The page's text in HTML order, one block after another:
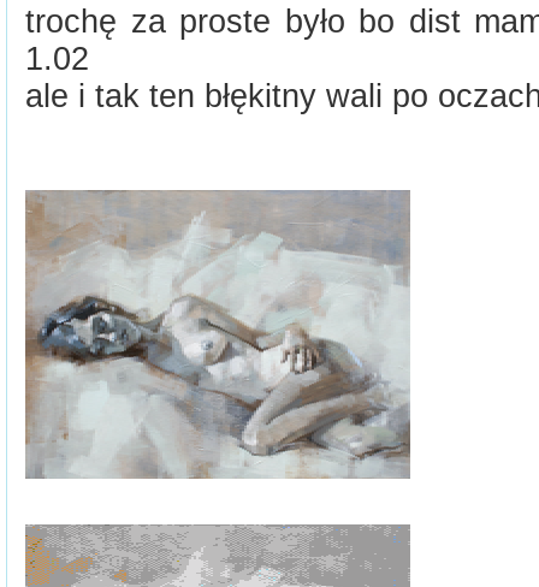
trochę za proste było bo dist
1.02
ale i tak ten błękitny wali po